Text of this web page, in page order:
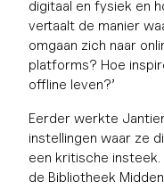
digitaal en fysiek en
vertaalt de manier
omgaan zich naar
platforms? Hoe
offline leven?’
Eerder werkte
instellingen waar ze
een kritische
de Bibliotheek